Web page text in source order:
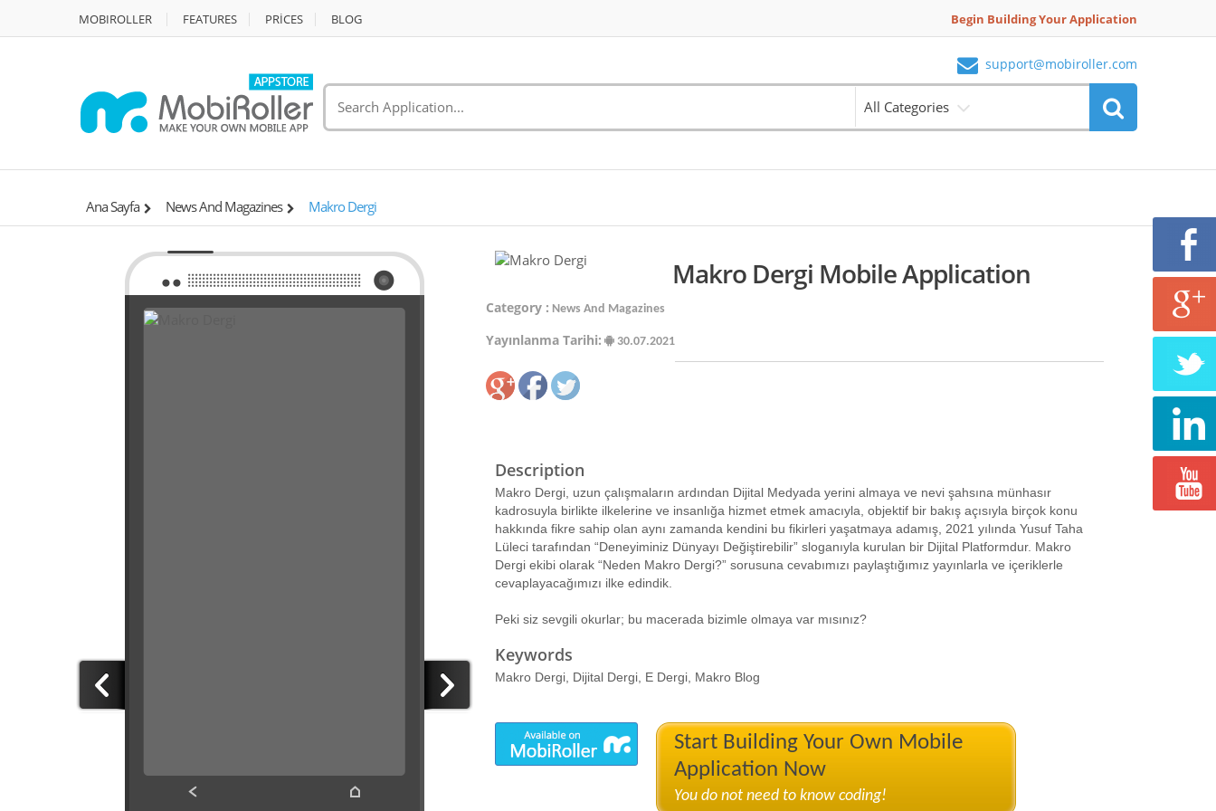
MOBIROLLER FEATURES PRİCES BLOG Begin Building Your Application
support@mobiroller.com
All Categories
Ana Sayfa News And Magazines Makro Dergi
Makro Dergi Mobile Application
Category : News And Magazines
Yayınlanma Tarihi: 30.07.2021
Description
Makro Dergi, uzun çalışmaların ardından Dijital Medyada yerini almaya ve nevi şahsına münhasır
kadrosuyla birlikte ilkelerine ve insanlığa hizmet etmek amacıyla, objektif bir bakış açısıyla birçok konu
hakkında fikre sahip olan aynı zamanda kendini bu fikirleri yaşatmaya adamış, 2021 yılında Yusuf Taha
Lüleci tarafından “Deneyiminiz Dünyayı Değiştirebilir” sloganıyla kurulan bir Dijital Platformdur. Makro
Dergi ekibi olarak “Neden Makro Dergi?” sorusuna cevabımızı paylaştığımız yayınlarla ve içeriklerle
cevaplayacağımızı ilke edindik.
Peki siz sevgili okurlar; bu macerada bizimle olmaya var mısınız?
Keywords
Makro Dergi, Dijital Dergi, E Dergi, Makro Blog
Start Building Your Own Mobile
Application Now
You do not need to know coding!